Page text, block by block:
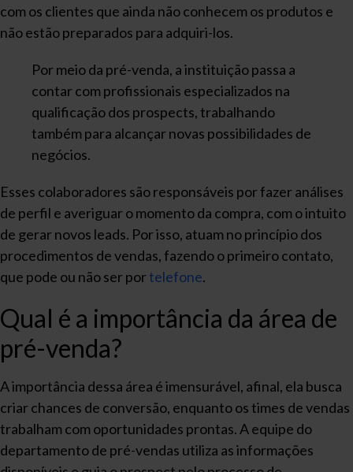
com os clientes que ainda não conhecem os produtos e
não estão preparados para adquiri-los.
Por meio da pré-venda, a instituição passa a
contar com profissionais especializados na
qualificação dos prospects, trabalhando
também para alcançar novas possibilidades de
negócios.
Esses colaboradores são responsáveis por fazer análises
de perfil e averiguar o momento da compra, com o intuito
de gerar novos leads. Por isso, atuam no princípio dos
procedimentos de vendas, fazendo o primeiro contato,
que pode ou não ser portelefone.
Qual é a importância da área de
pré-venda?
A importância dessa área é imensurável, afinal, ela busca
criar chances de conversão, enquanto os times de vendas
trabalham com oportunidades prontas. A equipe do
departamento de pré-vendas utiliza as informações